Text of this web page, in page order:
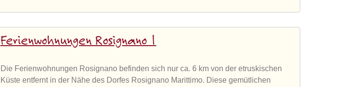
Ferienwohnungen Rosignano 1
Die Ferienwohnungen Rosignano befinden sich nur ca. 6 km von der etruskischen
Küste entfernt in der Nähe des Dorfes Rosignano Marittimo. Diese gemütlichen